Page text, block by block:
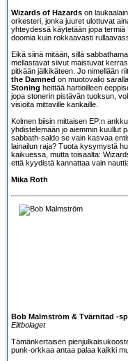
Wizards of Hazards on
orkesteri, jonka juuret ulottuvat
yhteydessä käytetään jopa termiä
doomia kuin rokkaavasti
Eikä siinä mitään, sillä
mellastavat siivut maistuvat
pitkään jälkikäteen. Jo nimellään
the Damned on muotovalio
Stoning heittää hartioilleen
jopa stonerin pistävän tuoksun,
visioita mittaville kankaille.
Kolmen biisin mittaisen EP:n
yhdistelemään jo aiemmin kuullut
sabbath-saldo se vain kasvaa
lainailun raja? Tuota kysymystä
kaikuessa, mutta toisaalta:
että kyydistä kannattaa vain
Mika Roth
Bob Malmström & Tvärnitad -
Elitbolaget
Tämänkertaisen
punk-orkkaa antaa palaa kaikki